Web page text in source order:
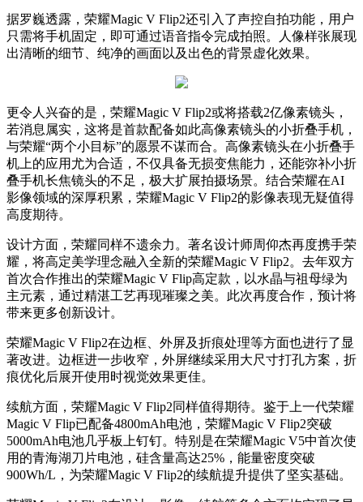
据罗巍透露，荣耀Magic V Flip2还引入了声控自拍功能，用户
只需将手机固定，即可通过语音指令完成拍照。人像样张展现
出清晰的细节、纯净的画面以及出色的背景虚化效果。
更令人兴奋的是，荣耀Magic V Flip2或将搭载2亿像素镜头，
若消息属实，这将是首款配备如此高像素镜头的小折叠手机，
与荣耀“两个小目标”的愿景不谋而合。高像素镜头在小折叠手
机上的应用尤为合适，不仅具备无损变焦能力，还能弥补小折
叠手机长焦镜头的不足，极大扩展拍摄场景。结合荣耀在AI
影像领域的深厚积累，荣耀Magic V Flip2的影像表现无疑值得
高度期待。
设计方面，荣耀同样不遗余力。著名设计师周仰杰再度携手荣
耀，将高定美学理念融入全新的荣耀Magic V Flip2。去年双方
首次合作推出的荣耀Magic V Flip高定款，以水晶与祖母绿为
主元素，通过精湛工艺再现璀璨之美。此次再度合作，预计将
带来更多创新设计。
荣耀Magic V Flip2在边框、外屏及折痕处理等方面也进行了显
著改进。边框进一步收窄，外屏继续采用大尺寸打孔方案，折
痕优化后展开使用时视觉效果更佳。
续航方面，荣耀Magic V Flip2同样值得期待。鉴于上一代荣耀
Magic V Flip已配备4800mAh电池，荣耀Magic V Flip2突破
5000mAh电池几乎板上钉钉。特别是在荣耀Magic V5中首次使
用的青海湖刀片电池，硅含量高达25%，能量密度突破
900Wh/L，为荣耀Magic V Flip2的续航提升提供了坚实基础。